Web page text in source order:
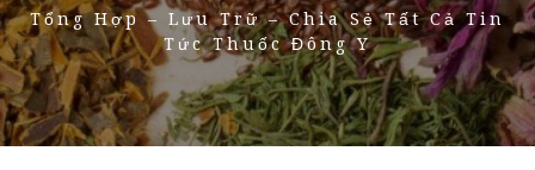
Tổng Hợp – Lưu Trữ – Chia Sẻ Tất Cả Tin
Tức Thuốc Đông Y